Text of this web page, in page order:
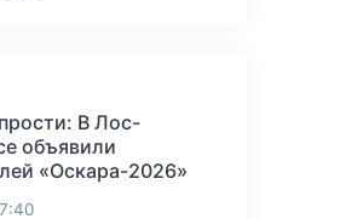
В Лос-
объявили
«Оскара-2026»